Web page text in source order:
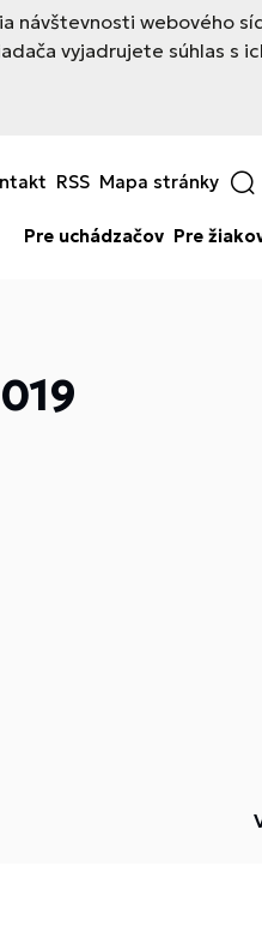
návštevnosti webového
vyjadrujete súhlas s
RSS Mapa stránky
Pre uchádzačov Pre